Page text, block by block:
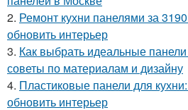
2. Ремонт кухни панелями за
обновить интерьер
3. Как выбрать идеальные
советы по материалам и дизайну
4. Пластиковые панели для
обновить интерьер